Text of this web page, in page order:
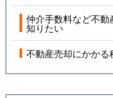
仲介手数料など不
知りたい
不動産売却にかか